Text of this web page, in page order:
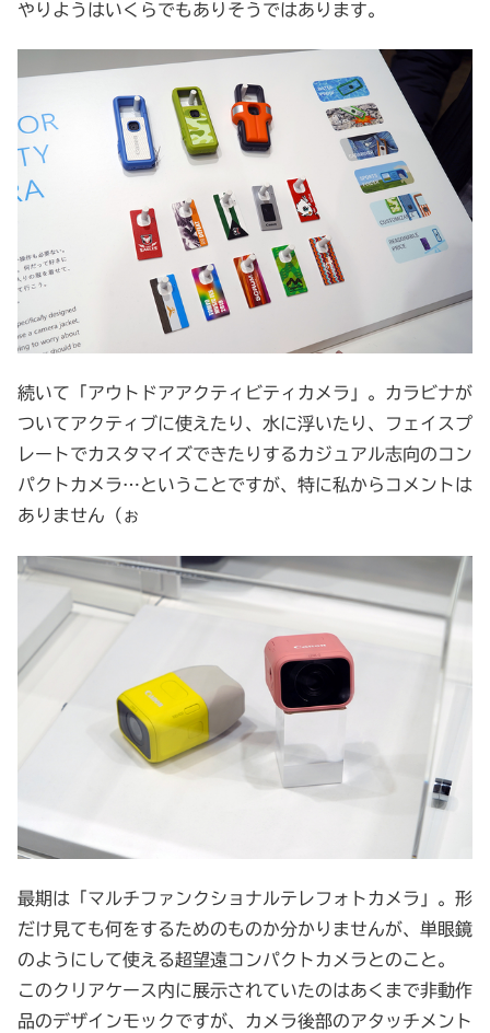
やりようはいくらでもありそうではあります。
続いて「アウトドアアクティビティカメラ」。カラビナが
ついてアクティブに使えたり、水に浮いたり、フェイスプ
レートでカスタマイズできたりするカジュアル志向のコン
パクトカメラ…ということですが、特に私からコメントは
ありません（ぉ
最期は「マルチファンクショナルテレフォトカメラ」。形
だけ見ても何をするためのものか分かりませんが、単眼鏡
のようにして使える超望遠コンパクトカメラとのこと。
このクリアケース内に展示されていたのはあくまで非動作
品のデザインモックですが、カメラ後部のアタッチメント